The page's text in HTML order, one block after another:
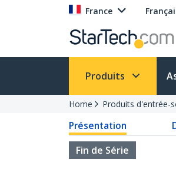
France
Produits
Home Produits d'entrée-
Présentation
Fin de Série